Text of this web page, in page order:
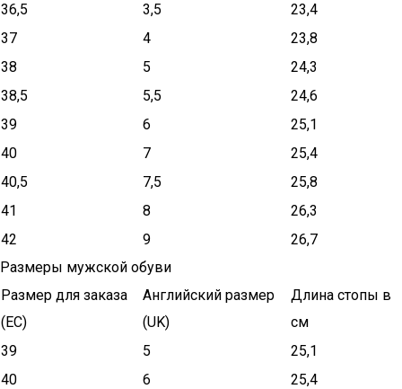
36,5
3,5
23,4
37
4
23,8
38
5
24,3
38,5
5,5
24,6
39
6
25,1
40
7
25,4
40,5
7,5
25,8
41
8
26,3
42
9
26,7
Размеры мужской обуви
Размер для заказа
(ЕС)
Английский размер
(UK)
Длина стопы в
см
39
5
25,1
40
6
25,4